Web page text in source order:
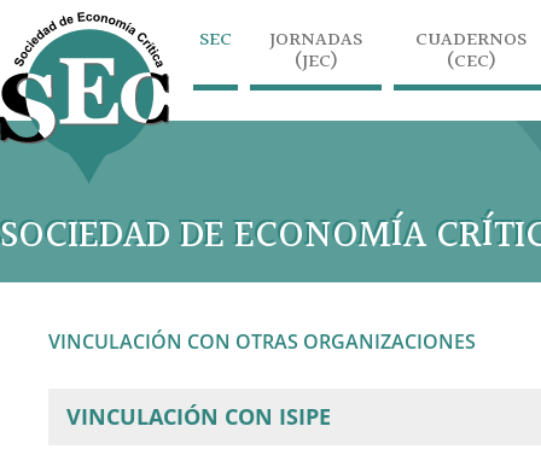
SEC JORNADAS
(JEC)
CUADERNOS
(CEC)
SOCIEDAD DE ECONOMÍA
VINCULACIÓN CON OTRAS ORGANIZACIONES
VINCULACIÓN CON ISIPE